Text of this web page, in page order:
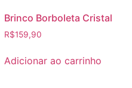
Brinco Borboleta Cristal
R$159,90
Adicionar ao carrinho